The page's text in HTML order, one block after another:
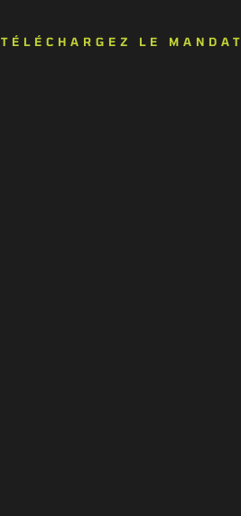
TÉLÉCHARGEZ LE MANDAT